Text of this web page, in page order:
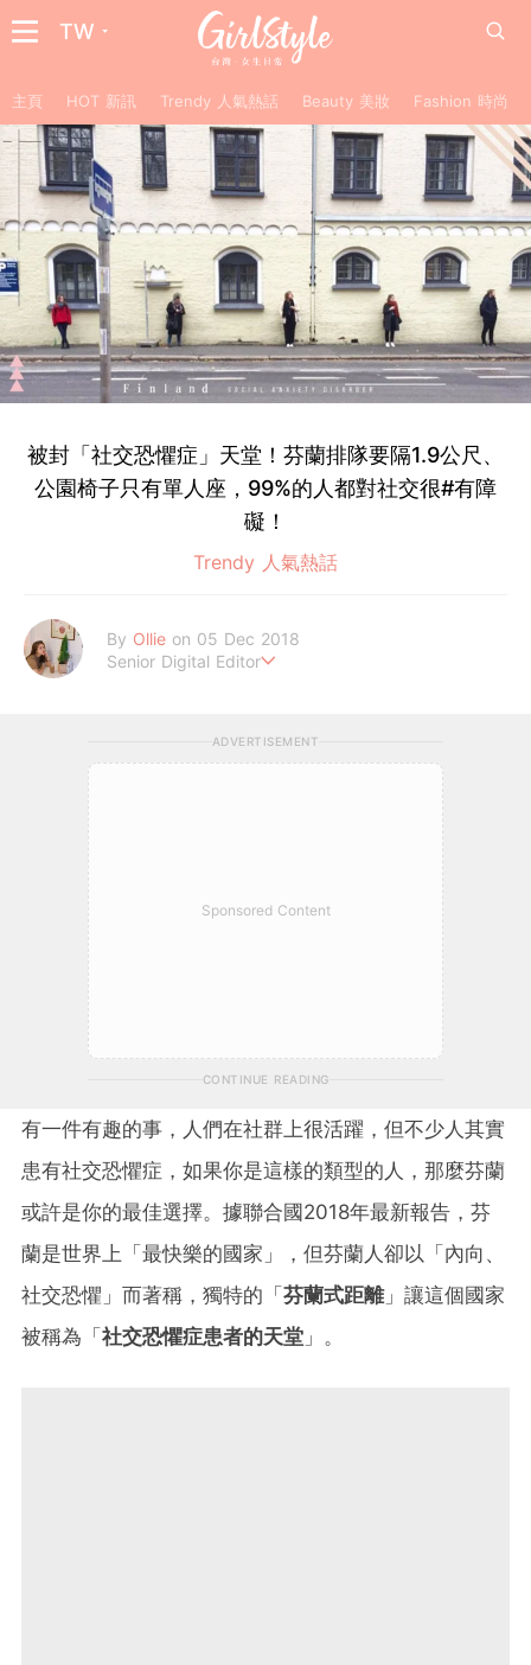
TW
主頁 HOT 新訊 Trendy 人氣熱話 Beauty 美妝 Fashion 時尚
被封「社交恐懼症」天堂！芬蘭排隊要隔1.9公尺、
公園椅子只有單人座，99%的人都對社交很#有障
礙！
Trendy 人氣熱話
By Ollie on 05 Dec 2018
Senior Digital Editor
ADVERTISEMENT
Sponsored Content
CONTINUE READING
有一件有趣的事，人們在社群上很活躍，但不少人其實
患有社交恐懼症，如果你是這樣的類型的人，那麼芬蘭
或許是你的最佳選擇。據聯合國2018年最新報告，芬
蘭是世界上「最快樂的國家」，但芬蘭人卻以「內向、
社交恐懼」而著稱，獨特的「芬蘭式距離」讓這個國家
被稱為「社交恐懼症患者的天堂 」。